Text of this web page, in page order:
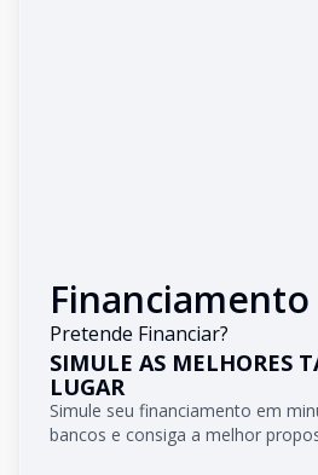
Financiamento
Pretende Financiar?
SIMULE AS MELHORES
LUGAR
Simule seu financiamento em
bancos e consiga a melhor